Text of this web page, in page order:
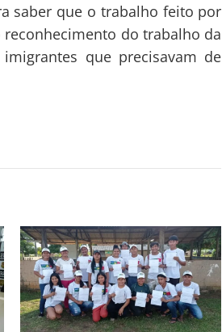
saber que o trabalho feito por
do trabalho da
que precisavam de